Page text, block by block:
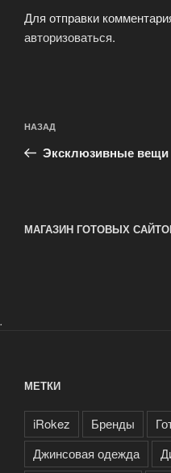
Для отправки
авторизоваться.
по
записям
Предыдущая
запись:
НАЗАД
Эксклюзивные вещи
МАГАЗИН ГОТОВЫХ
.
МЕТКИ
iRokez Бренды
Джинсовая одежда